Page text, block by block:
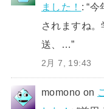
ました！ : “今
されますね
送、…”
2月 7, 19:43
momono on